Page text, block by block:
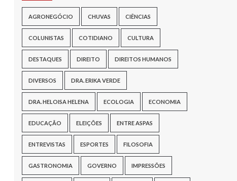
AGRONEGÓCIO CHUVAS CIÊNCIAS
COLUNISTAS COTIDIANO CULTURA
DESTAQUES DIREITO DIREITOS HUMANOS
DIVERSOS DRA. ERIKA VERDE
DRA. HELOISA HELENA ECOLOGIA ECONOMIA
EDUCAÇÃO ELEIÇÕES ENTRE ASPAS
ENTREVISTAS ESPORTES FILOSOFIA
GASTRONOMIA GOVERNO IMPRESSÕES